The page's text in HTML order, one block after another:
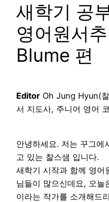
새학기 공
영어원서
Blume 편
Editor Oh Jung Hyun(
서 지도사, 주니어 영어
안녕하세요. 저는 꾸그에
고 있는 찰스샘 입니다.
새학기 시작과 함께 영어
님들이 많으신데요, 오
이라는 작가를 소개해드